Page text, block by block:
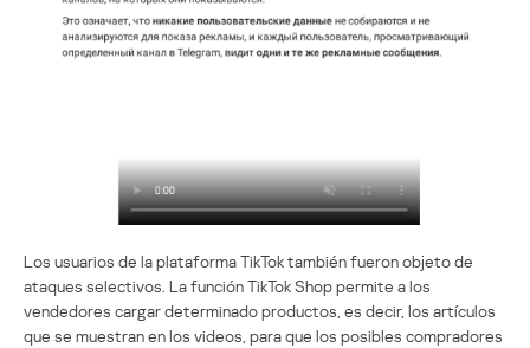
Los usuarios de la plataforma TikTok también fueron objeto de
ataques selectivos. La función TikTok Shop permite a los
vendedores cargar determinado productos, es decir, los artículos
que se muestran en los videos, para que los posibles compradores